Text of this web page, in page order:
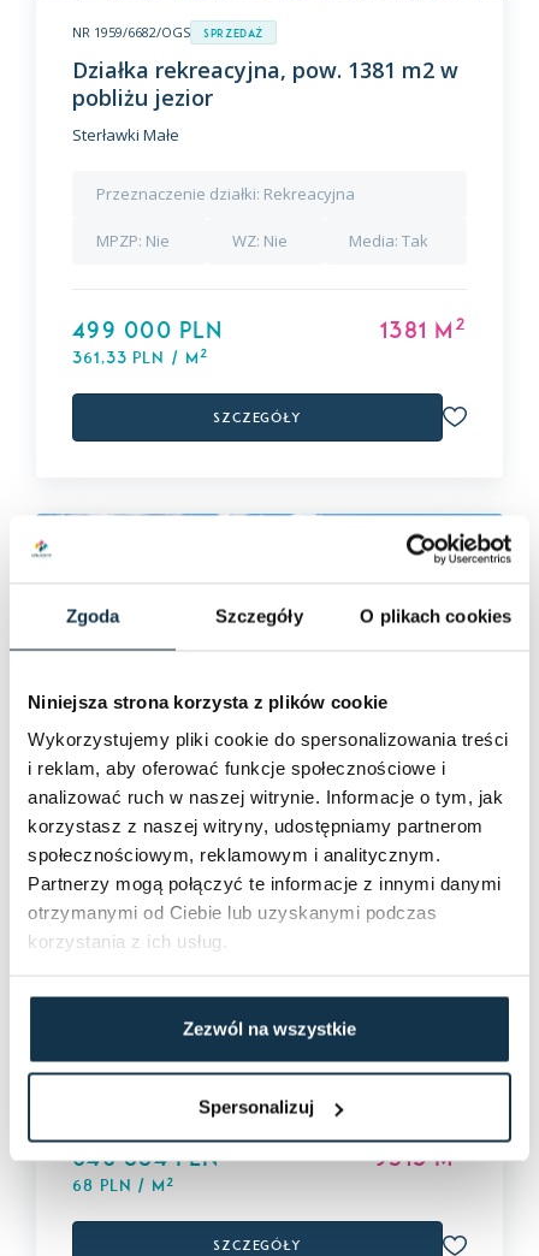
Zgoda Szczegóły O plikach cookies
Niniejsza strona korzysta z plików cookie
Wykorzystujemy pliki cookie do spersonalizowania treści
i reklam, aby oferować funkcje społecznościowe i
analizować ruch w naszej witrynie. Informacje o tym, jak
korzystasz z naszej witryny, udostępniamy partnerom
społecznościowym, reklamowym i analitycznym.
Partnerzy mogą połączyć te informacje z innymi danymi
otrzymanymi od Ciebie lub uzyskanymi podczas
korzystania z ich usług.
Zezwól na wszystkie
Spersonalizuj
NR 1959/6682/OGS Sprzedaż
Działka rekreacyjna, pow. 1381 m2 w
pobliżu jezior
Sterławki Małe
Przeznaczenie działki: Rekreacyjna
MPZP: Nie WZ: Nie Media:Tak
499 000 PLN
361,33 PLN / m2
1381 m 2
Szczegóły
NR 1958/6682/OGS Sprzedaż premium
Wyjątkowa działka z WZ na 3 domy,
las, Mikołajki
Przeznaczenie działki:Rolno-budowlana
MPZP:Nie WZ:Tak Media:Tak
646 884 PLN
68 PLN / m2
9513 m
Szczegóły